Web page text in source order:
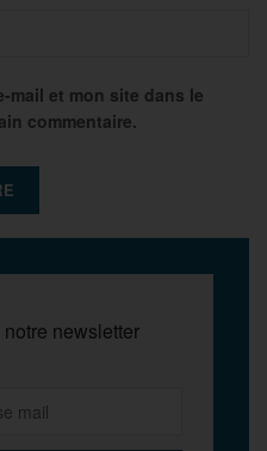
mail et mon site dans le
commentaire.
newsletter